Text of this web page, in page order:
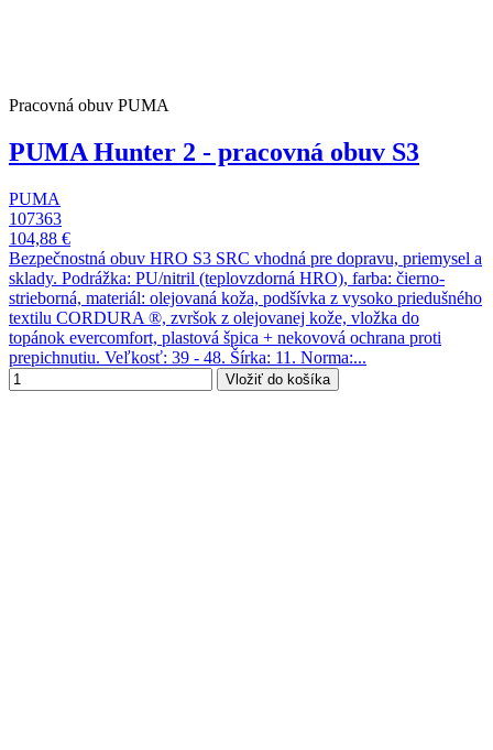
Pracovná obuv PUMA
PUMA Hunter 2 - pracovná obuv S3
PUMA
107363
104,88 €
Bezpečnostná obuv HRO S3 SRC vhodná pre dopravu, priemysel a
sklady. Podrážka: PU/nitril (teplovzdorná HRO), farba: čierno-
strieborná, materiál: olejovaná koža, podšívka z vysoko priedušného
textilu CORDURA ®, zvršok z olejovanej kože, vložka do
topánok evercomfort, plastová špica + nekovová ochrana proti
prepichnutiu. Veľkosť: 39 - 48. Šírka: 11. Norma:...
Vložiť do košíka